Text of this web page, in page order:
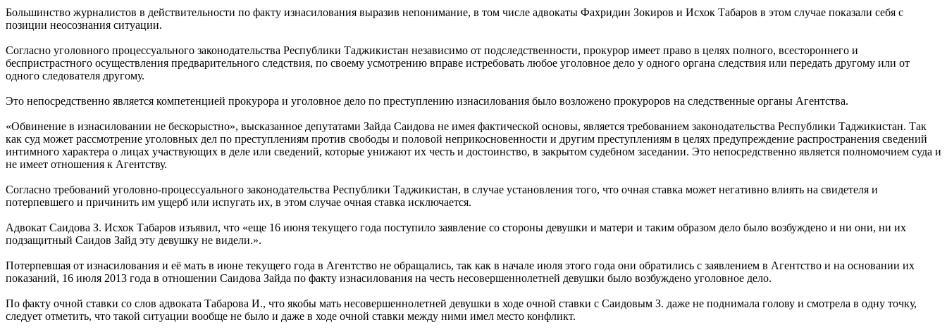
Большинство журналистов в действительности по факту изнасилования выразив непонимание, в том числе адвокаты Фахридин Зокиров и Исхок Табаров в этом случае показали себя с
позиции неосознания ситуации.
Согласно уголовного процессуального законодательства Республики Таджикистан независимо от подследственности, прокурор имеет право в целях полного, всестороннего и
беспристрастного осуществления предварительного следствия, по своему усмотрению вправе истребовать любое уголовное дело у одного органа следствия или передать другому или от
одного следователя другому.
Это непосредственно является компетенцией прокурора и уголовное дело по преступлению изнасилования было возложено прокуроров на следственные органы Агентства.
«Обвинение в изнасиловании не бескорыстно», высказанное депутатами Зайда Саидова не имея фактической основы, является требованием законодательства Республики Таджикистан. Так
как суд может рассмотрение уголовных дел по преступлениям против свободы и половой неприкосновенности и другим преступлениям в целях предупреждение распространения сведений
интимного характера о лицах участвующих в деле или сведений, которые унижают их честь и достоинство, в закрытом судебном заседании. Это непосредственно является полномочием суда и
не имеет отношения к Агентству.
Согласно требований уголовно-процессуального законодательства Республики Таджикистан, в случае установления того, что очная ставка может негативно влиять на свидетеля и
потерпевшего и причинить им ущерб или испугать их, в этом случае очная ставка исключается.
Адвокат Саидова З. Исхок Табаров изъявил, что «еще 16 июня текущего года поступило заявление со стороны девушки и матери и таким образом дело было возбуждено и ни они, ни их
подзащитный Саидов Зайд эту девушку не видели.».
Потерпевшая от изнасилования и её мать в июне текущего года в Агентство не обращались, так как в начале июля этого года они обратились с заявлением в Агентство и на основании их
показаний, 16 июля 2013 года в отношении Саидова Зайда по факту изнасилования на честь несовершеннолетней девушки было возбуждено уголовное дело.
По факту очной ставки со слов адвоката Табарова И., что якобы мать несовершеннолетней девушки в ходе очной ставки с Саидовым З. даже не поднимала голову и смотрела в одну точку,
следует отметить, что такой ситуации вообще не было и даже в ходе очной ставки между ними имел место конфликт.